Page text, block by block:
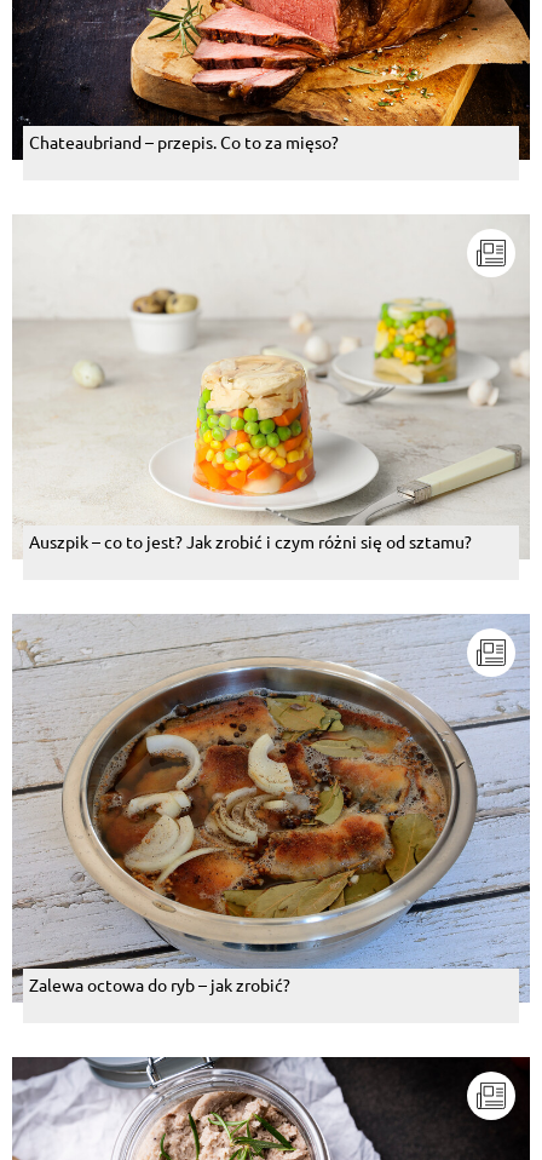
Chateaubriand – przepis. Co to za mięso?
Auszpik – co to jest? Jak zrobić i czym różni się od sztamu?
Zalewa octowa do ryb – jak zrobić?